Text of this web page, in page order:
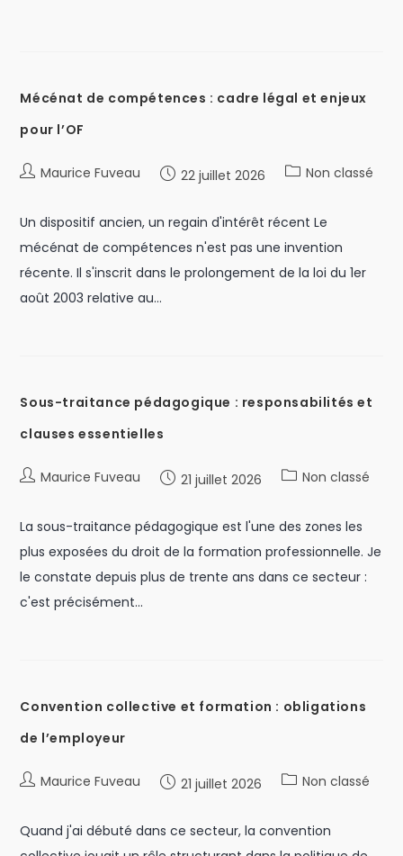
Mécénat de compétences : cadre légal et enjeux
pour l’OF
Maurice Fuveau 22 juillet 2026 Non classé
Un dispositif ancien, un regain d'intérêt récent Le
mécénat de compétences n'est pas une invention
récente. Il s'inscrit dans le prolongement de la loi du 1er
août 2003 relative au…
Sous-traitance pédagogique : responsabilités et
clauses essentielles
Maurice Fuveau 21 juillet 2026 Non classé
La sous-traitance pédagogique est l'une des zones les
plus exposées du droit de la formation professionnelle. Je
le constate depuis plus de trente ans dans ce secteur :
c'est précisément…
Convention collective et formation : obligations
de l’employeur
Maurice Fuveau 21 juillet 2026 Non classé
Quand j'ai débuté dans ce secteur, la convention